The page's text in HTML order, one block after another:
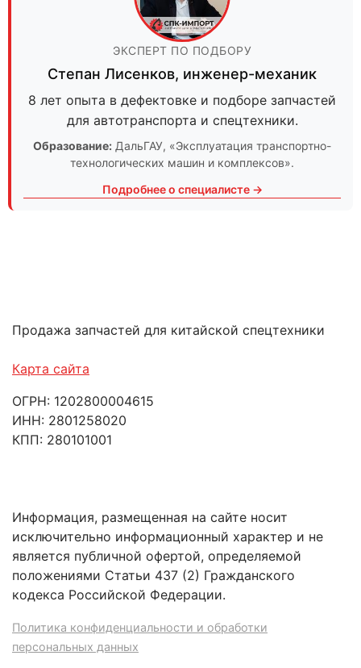
ЭКСПЕРТ ПО ПОДБОРУ
Степан Лисенков, инженер-механик
8 лет опыта в дефектовке и подборе запчастей
для автотранспорта и спецтехники.
Образование: ДальГАУ, «Эксплуатация транспортно-
технологических машин и комплексов».
Подробнее о специалисте →
Продажа запчастей для китайской спецтехники
Карта сайта
ОГРН: 1202800004615
ИНН: 2801258020
КПП: 280101001
Информация, размещенная на сайте носит
исключительно информационный характер и не
является публичной офертой, определяемой
положениями Статьи 437 (2) Гражданского
кодекса Российской Федерации.
Политика конфиденциальности и обработки
персональных данных